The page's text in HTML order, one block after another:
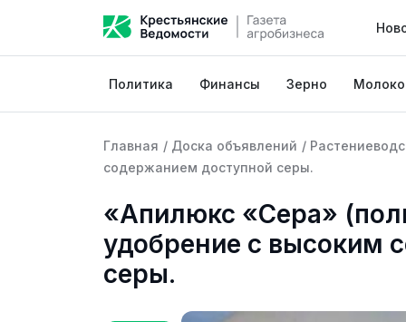
Политика Финансы Зерно Молоко
Главная / Доска объявлений /
содержанием доступной серы.
«Апилюкс «Сера»
удобрение с высоким
серы.